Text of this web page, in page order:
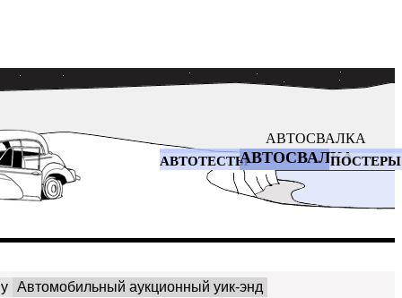
АВТОСВАЛКА
АВТОТЕСТЫАВТОСВАЛКАПОСТЕРЫ
Автомобильный аукционный уик-энд